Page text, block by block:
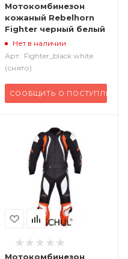
Мотокомбинезон
кожаный Rebelhorn
Fighter черный белый
Нет в наличии
Арт.: Fighter_black white
(снято)
СООБЩИТЬ О ПОСТУПЛЕНИИ
Мотокомбинезон